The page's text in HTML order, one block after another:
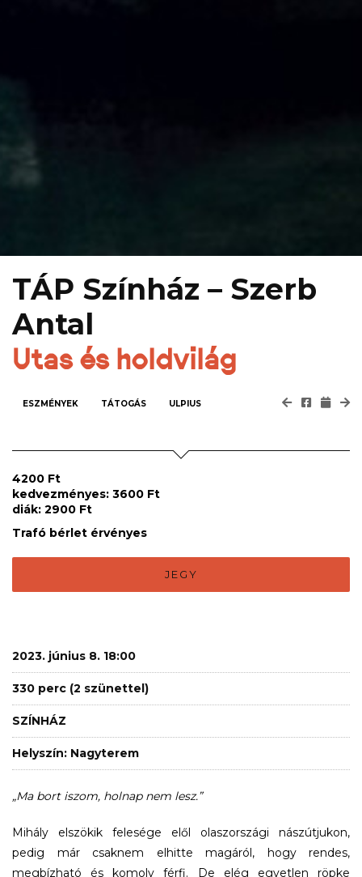
TÁP Színház – Szerb
Antal
Utas és holdvilág
ESZMÉNYEK TÁTOGÁS ULPIUS
4200 Ft
kedvezményes: 3600 Ft
diák: 2900 Ft
Trafó bérlet érvényes
JEGY
2023. június 8. 18:00
330 perc (2 szünettel)
SZÍNHÁZ
Helyszín: Nagyterem
„Ma bort iszom, holnap nem lesz.”
Mihály elszökik felesége elől olaszországi nászútjukon,
pedig már csaknem elhitte magáról, hogy rendes,
megbízható és komoly férfi. De elég egyetlen röpke